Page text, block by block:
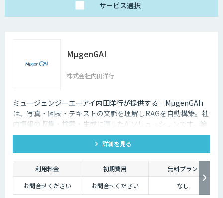
サービス選択
MµgenGAI
株式会社内田洋行
ミュージェンジーエーアイ内田洋行が提供する「MµgenGAI」
は、写真・図表・テキストの文脈を理解しRAGを自動構築。社
内情報の収集・検索・生成に適したAIソリューションです。業
種を問わず業務効率とナレッジ活用を支援します。
詳細を見る
利用料金 初期費用
無料プラン
お問合せください
お問合せください なし